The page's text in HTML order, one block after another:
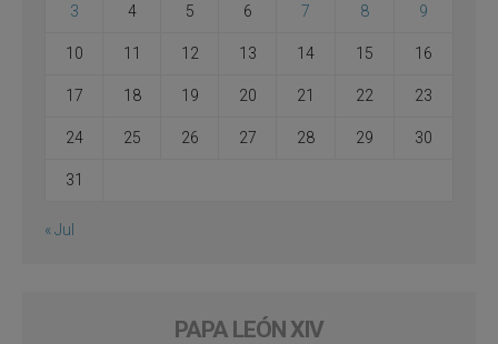
3 4 5 6 7 8 9
10 11 12 13 14 15 16
17 18 19 20 21 22 23
24 25 26 27 28 29 30
31
« Jul
PAPA LEÓN XIV